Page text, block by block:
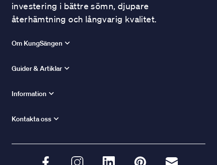
investering i bättre sömn, djupare
återhämtning och långvarig kvalitet.
Om KungSängen
Guider & Artiklar
Information
Kontakta oss